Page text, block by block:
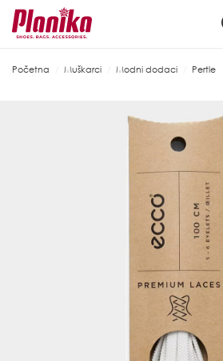
Početna Muškarci Modni dodaci Pertle